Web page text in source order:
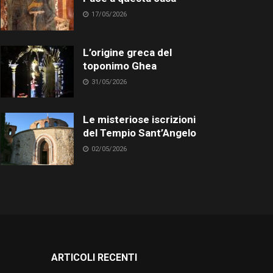
17/05/2026
L’origine greca del
toponimo Ghea
31/05/2026
Le misteriose iscrizioni
del Tempio Sant’Angelo
02/05/2026
ARTICOLI RECENTI